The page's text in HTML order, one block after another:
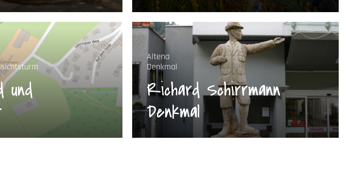
und
Altena
Denkmal
Richard Schirrmann
Denkmal